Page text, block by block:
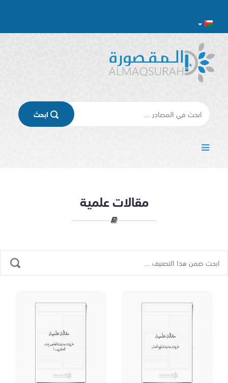
اﺑﺤﺚ
مقالات علمية
مقالة علمية
طريقة جديدة لتطعيم ضد
الكريب!
مقالة علمية
طريقة جديدة لمنع الحمل